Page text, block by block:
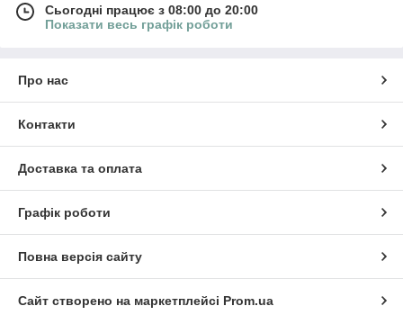
Сьогодні працює з 08:00 до 20:00
Показати весь графік роботи
Про нас
Контакти
Доставка та оплата
Графік роботи
Повна версія сайту
Сайт створено на маркетплейсі Prom.ua